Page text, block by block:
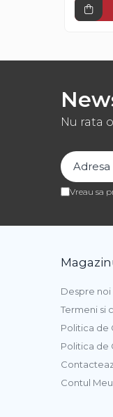
Umpluturi de Fructe
Pasta de Vanilie
Pasta de Fructe
Variegato Ciocolata
Variegato Fructe
Baze si Mixuri
Bastonase Lemn
Coji de Tarte
Panificatie
Nu rata
Vreau sa
Despre noi
Termeni si
Politica de
Politica de
Contul Meu